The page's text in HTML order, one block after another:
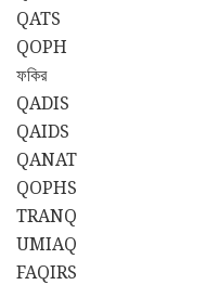
QATS
QOPH
ফকির
QADIS
QAIDS
QANAT
QOPHS
TRANQ
UMIAQ
FAQIRS